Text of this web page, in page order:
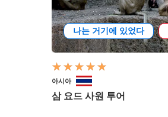
나는 거기에 있었다
아시아
삼 요드 사원 투어